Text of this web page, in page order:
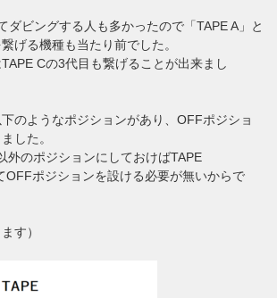
ダビングする人も多かったので「TAPE A」と
げる機種も当たり前でした。
TAPE Cの3代目も繋げることが出来まし
のようなポジションがあり、OFFポジショ
した。
外のポジションにしておけばTAPE
OFFポジションを設ける必要が無いからで
す）